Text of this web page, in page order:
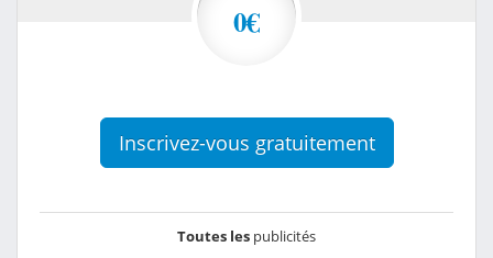
0€
Inscrivez-vous gratuitement
Toutes les publicités